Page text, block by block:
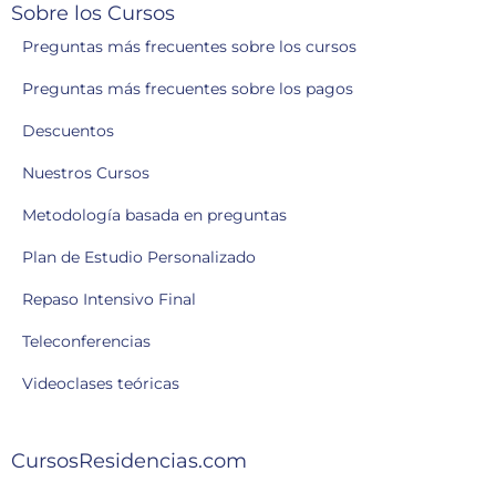
Sobre los Cursos
Preguntas más frecuentes sobre los cursos
Preguntas más frecuentes sobre los pagos
Descuentos
Nuestros Cursos
Metodología basada en preguntas
Plan de Estudio Personalizado
Repaso Intensivo Final
Teleconferencias
Videoclases teóricas
CursosResidencias.com